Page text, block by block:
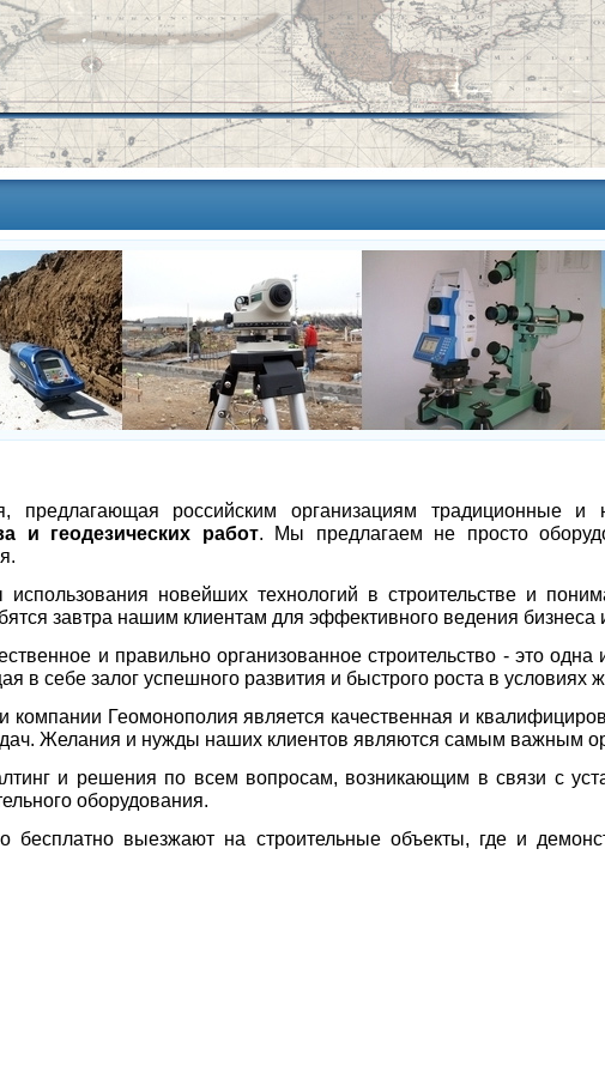
предлагающая российским организациям традиционные и
и геодезических работ. Мы предлагаем не просто
новейших технологий в строительстве и
завтра нашим клиентам для эффективного ведения бизнеса
и правильно организованное строительство - это
в себе залог успешного развития и быстрого роста в условиях
компании Геомонополия является качественная и
Желания и нужды наших клиентов являются самым важным
и решения по всем вопросам, возникающим в связи с
оборудования.
бесплатно выезжают на строительные объекты, где и